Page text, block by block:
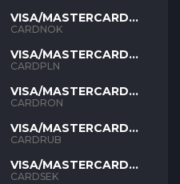
VISA/MASTERCARD
NOK
CARDNOK
VISA/MASTERCARD
PLN
CARDPLN
VISA/MASTERCARD
RON
CARDRON
VISA/MASTERCARD
RUB
CARDRUB
VISA/MASTERCARD
SEK
CARDSEK